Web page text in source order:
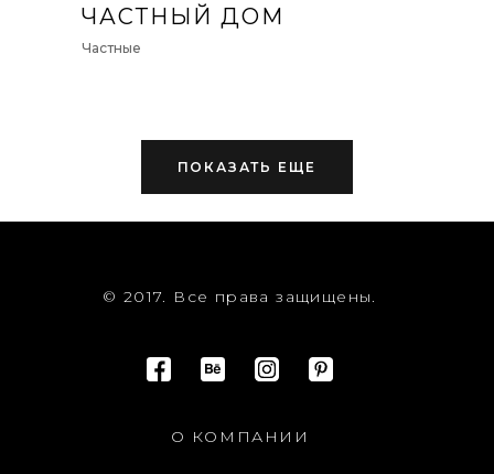
ЧАСТНЫЙ ДОМ
Частные
ПОКАЗАТЬ ЕЩЕ
© 2017. Все права защищены.
О КОМПАНИИ